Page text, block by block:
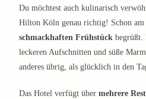
Du möchtest auch kulinarisch
Hilton Köln genau richtig! Schon
schmackhaften Frühstück begrüßt.
leckeren Aufschnitten und süße
anderes übrig, als glücklich in den
Das Hotel verfügt über mehrere